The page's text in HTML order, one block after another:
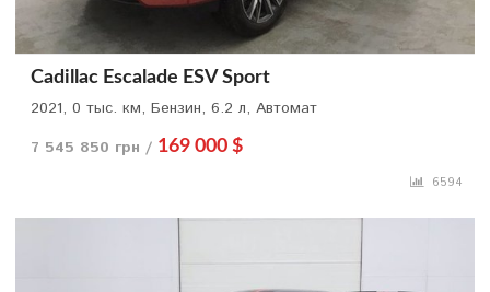
Cadillac Escalade ESV Sport
2021, 0 тыс. км, Бензин, 6.2 л, Автомат
7 545 850 грн / 169 000 $
6594